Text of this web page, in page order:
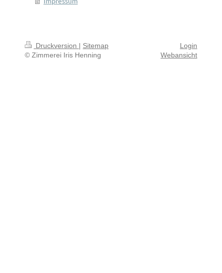
Druckversion | Sitemap
© Zimmerei Iris Henning
Login
Webansicht